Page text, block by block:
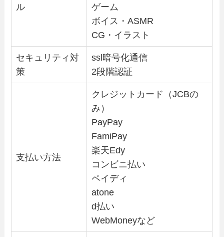
ル
ゲーム
ボイス・ASMR
CG・イラスト
セキュリティ対
策
ssl暗号化通信
2段階認証
支払い方法
クレジットカード（JCBの
み）
PayPay
FamiPay
楽天Edy
コンビニ払い
ペイディ
atone
d払い
WebMoneyなど